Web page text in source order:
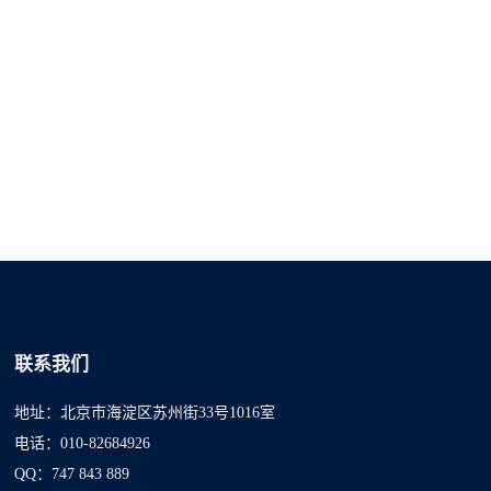
联系我们
地址：北京市海淀区苏州街33号1016室
电话：010-82684926
QQ：747 843 889